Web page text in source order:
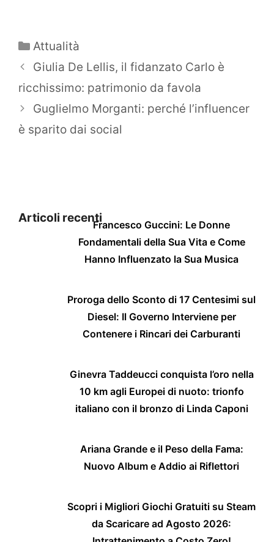
Categorie
Attualità
Giulia De Lellis, il fidanzato Carlo è
ricchissimo: patrimonio da favola
Guglielmo Morganti: perché l’influencer
è sparito dai social
Articoli recentiFrancesco Guccini: Le Donne
Fondamentali della Sua Vita e Come
Hanno Influenzato la Sua Musica
Proroga dello Sconto di 17 Centesimi sul
Diesel: Il Governo Interviene per
Contenere i Rincari dei Carburanti
Ginevra Taddeucci conquista l’oro nella
10 km agli Europei di nuoto: trionfo
italiano con il bronzo di Linda Caponi
Ariana Grande e il Peso della Fama:
Nuovo Album e Addio ai Riflettori
Scopri i Migliori Giochi Gratuiti su Steam
da Scaricare ad Agosto 2026: